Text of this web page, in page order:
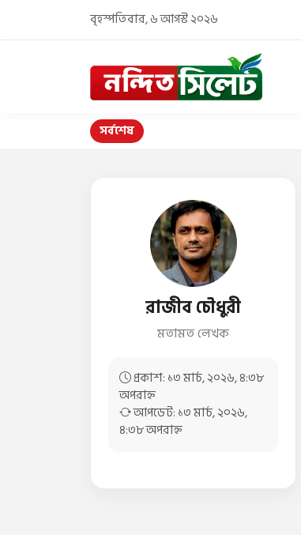
বৃহস্পতিবার, ৬ আগস্ট ২০২৬
সর্বশেষ
রাজীব চৌধুরী
মতামত লেখক
প্রকাশ: ১৩ মার্চ, ২০২৬, ৪:৩৮
অপরাহ্ন
আপডেট: ১৩ মার্চ, ২০২৬,
৪:৩৮ অপরাহ্ন